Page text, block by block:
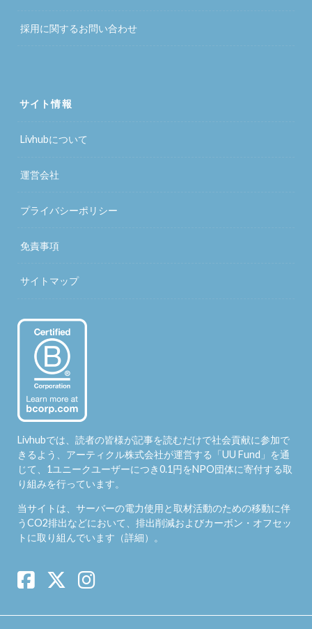
採用に関するお問い合わせ
サイト情報
Livhubについて
運営会社
プライバシーポリシー
免責事項
サイトマップ
Livhubでは、読者の皆様が記事を読むだけで社会貢献に参加で
きるよう、アーティクル株式会社が運営する「UU Fund 」を通
じて、1ユニークユーザーにつき0.1円をNPO団体に寄付する取
り組みを行っています。
当サイトは、サーバーの電力使用と取材活動のための移動に伴
うCO2排出などにおいて、排出削減およびカーボン・オフセッ
トに取り組んでいます（詳細）。